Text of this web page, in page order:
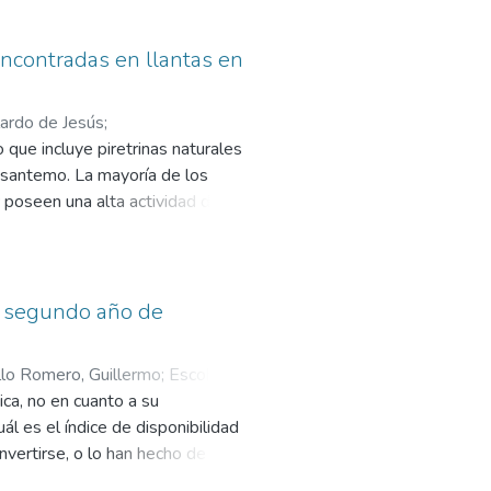
en llantas en
de Jesús;
incluye piretrinas naturales
La mayoría de los
una alta actividad de
de los piretroides: uno que
para el control de
como una forma de
estadío larvario. Asimismo,
de dengue, según el estudio
alto número de casos de
en nuestro país a diferencia
de Kawada et al.
larvas del mosquito vector
año de
Romero, Guillermo; Escobar
no en cuanto a su
es el índice de disponibilidad
o lo han hecho de
de comunicación podían